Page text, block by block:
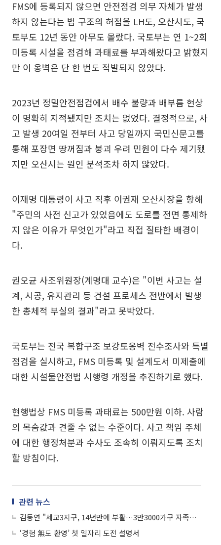
FMS에 등록되지 않으면 안전점검 의무 자체가 발생
하지 않는다는 법 구조의 허점을 LH도, 오산시도, 국
토부도 12년 동안 아무도 몰랐다. 국토부는 연 1~2회
미등록 시설을 점검해 과태료를 부과해왔다고 밝혔지
만 이 옹벽은 단 한 번도 적발되지 않았다.
2023년 정밀안전점검에서 배수 불량과 배부름 현상
이 명확히 지적됐지만 조치는 없었다. 결정적으로, 사
고 발생 20여일 전부터 사고 당일까지 국민신문고를
통해 포장면 땅꺼짐과 붕괴 우려 민원이 다수 제기됐
지만 오산시는 원인 분석조차 하지 않았다.
이재명 대통령이 사고 직후 이권재 오산시장을 향해
"주민의 사전 신고가 있었음에도 도로를 전면 통제하
지 않은 이유가 무엇인가"라고 직접 질타한 배경이
다.
권오균 사조위원장(계명대 교수)은 "이번 사고는 설
계, 시공, 유지관리 등 건설 프로세스 전반에서 발생
한 총체적 부실의 결과"라고 못박았다.
국토부는 전국 복합구조 보강토옹벽 전수조사와 특별
점검을 실시하고, FMS 미등록 및 설계도서 미제출에
대한 시설물안전법 시행령 개정을 추진하기로 했다.
현행법상 FMS 미등록 과태료는 500만원 이하. 사람
의 목숨값과 견줄 수 없는 수준이다. 사고 책임 주체
에 대한 행정처분과 수사도 조속히 이뤄지도록 조치
할 방침이다.
관련 뉴스
김동연 "세교3지구, 14년만에 부활…3만3000가구 자족도시 오산 만들겠다"
‘경험 無도 환영’ 첫 일자리 도전 설명서